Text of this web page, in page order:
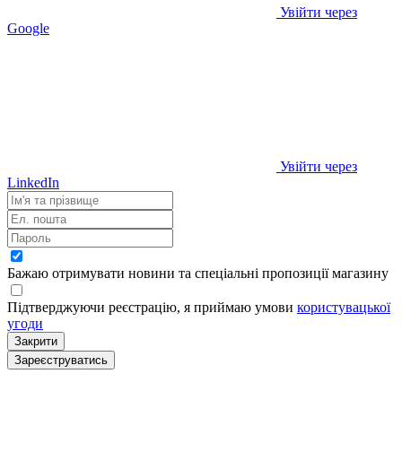
Увійти через
Google
Увійти через
LinkedIn
Бажаю отримувати новини та спеціальні пропозиціїмагазину
Підтверджуючи реєстрацію, я приймаю умови користувацької
угоди
Закрити
Зареєструватись